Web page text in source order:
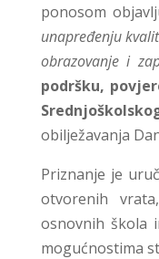
ponosom
unapređenju
obrazovanje i
podršku,
obilježavanja
Priznanje je
otvorenih
osnovnih škola
mogućnostima